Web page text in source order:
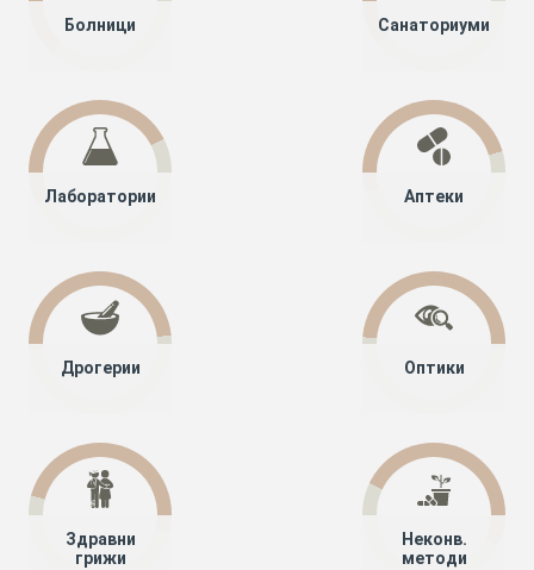
Болници Санаториуми
Лаборатории Аптеки
Дрогерии Оптики
Здравни
грижи
Неконв.
методи